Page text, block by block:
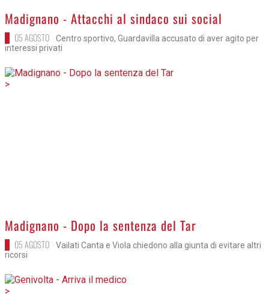
Madignano - Attacchi al sindaco sui social
05 AGOSTO
Centro sportivo, Guardavilla accusato di aver agito per
interessi privati
>
Madignano - Dopo la sentenza del Tar
05 AGOSTO
Vailati Canta e Viola chiedono alla giunta di evitare altri
ricorsi
>